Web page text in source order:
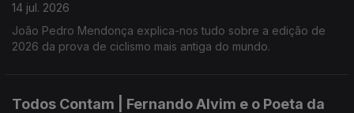
14 jul. 2026
João Pedro Mendonça explica-nos tudo sobre a edição de
2026 da prova de ciclismo mais antiga do mundo.
Todos Contam | Fernando Alvim e o Poeta da